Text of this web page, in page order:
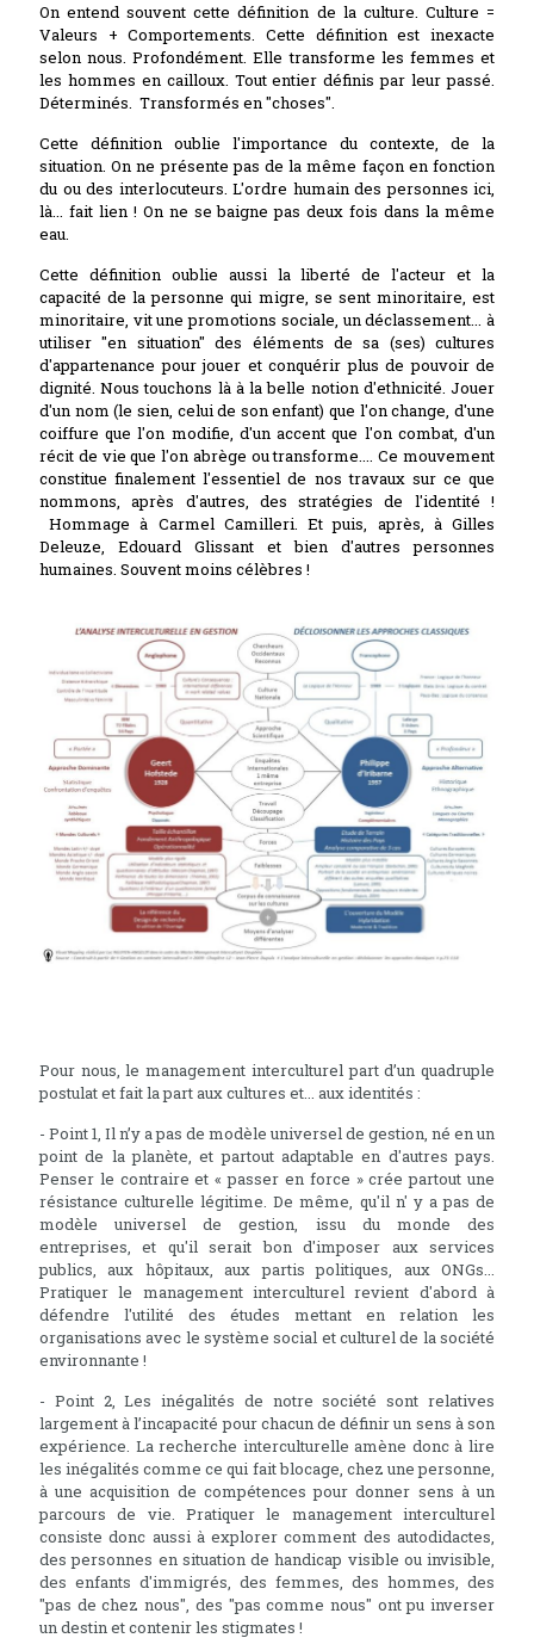
On entend souvent cette définition de la culture. Culture =
Valeurs + Comportements. Cette définition est inexacte
selon nous. Profondément. Elle transforme les femmes et
les hommes en cailloux. Tout entier définis par leur passé.
Déterminés. Transformés en "choses".
Cette définition oublie l'importance du contexte, de la
situation. On ne présente pas de la même façon en fonction
du ou des interlocuteurs. L'ordre humain des personnes ici,
là... fait lien ! On ne se baigne pas deux fois dans la même
eau.
Cette définition oublie aussi la liberté de l'acteur et la
capacité de la personne qui migre, se sent minoritaire, est
minoritaire, vit une promotions sociale, un déclassement... à
utiliser "en situation" des éléments de sa (ses) cultures
d'appartenance pour jouer et conquérir plus de pouvoir de
dignité. Nous touchons là à la belle notion d'ethnicité. Jouer
d'un nom (le sien, celui de son enfant) que l'on change, d'une
coiffure que l'on modifie, d'un accent que l'on combat, d'un
récit de vie que l'on abrège ou transforme.... Ce mouvement
constitue finalement l'essentiel de nos travaux sur ce que
nommons, après d'autres, des stratégies de l'identité !
Hommage à Carmel Camilleri. Et puis, après, à Gilles
Deleuze, Edouard Glissant et bien d'autres personnes
humaines. Souvent moins célèbres !
Pour nous, le management interculturel part d’un quadruple
postulat et fait la part aux cultures et... aux identités :
- Point 1, Il n’y a pas de modèle universel de gestion, né en un
point de la planète, et partout adaptable en d'autres pays.
Penser le contraire et « passer en force » crée partout une
résistance culturelle légitime. De même, qu'il n' y a pas de
modèle universel de gestion, issu du monde des
entreprises, et qu'il serait bon d'imposer aux services
publics, aux hôpitaux, aux partis politiques, aux ONGs...
Pratiquer le management interculturel revient d'abord à
défendre l'utilité des études mettant en relation les
organisations avec le système social et culturel de la société
environnante !
- Point 2, Les inégalités de notre société sont relatives
largement à l’incapacité pour chacun de définir un sens à son
expérience. La recherche interculturelle amène donc à lire
les inégalités comme ce qui fait blocage, chez une personne,
à une acquisition de compétences pour donner sens à un
parcours de vie. Pratiquer le management interculturel
consiste donc aussi à explorer comment des autodidactes,
des personnes en situation de handicap visible ou invisible,
des enfants d'immigrés, des femmes, des hommes, des
"pas de chez nous", des "pas comme nous" ont pu inverser
un destin et contenir les stigmates !